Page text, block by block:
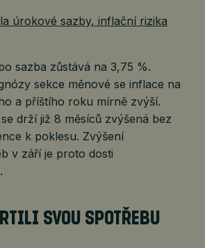
sazba zůstává na 3,75 %.
sekce měnové se inflace na
a příštího roku mírně zvýší.
drží již 8 měsíců zvýšená bez
k poklesu. Zvýšení
v září je proto dosti
SVOU SPOTŘEBU